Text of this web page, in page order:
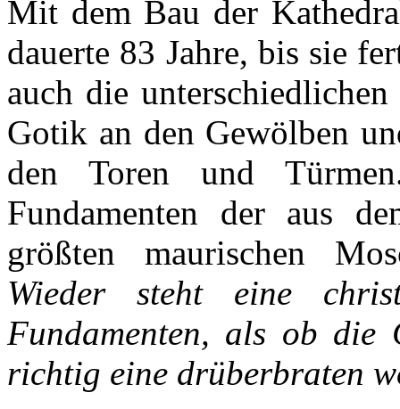
Mit dem Bau der
dauerte 83 Jahre, bis sie
auch die
Gotik an den Gewölben
den Toren und
Fundamenten der aus
größten maurischen
Wieder steht eine
Fundamenten, als ob die
richtig eine drüberbraten